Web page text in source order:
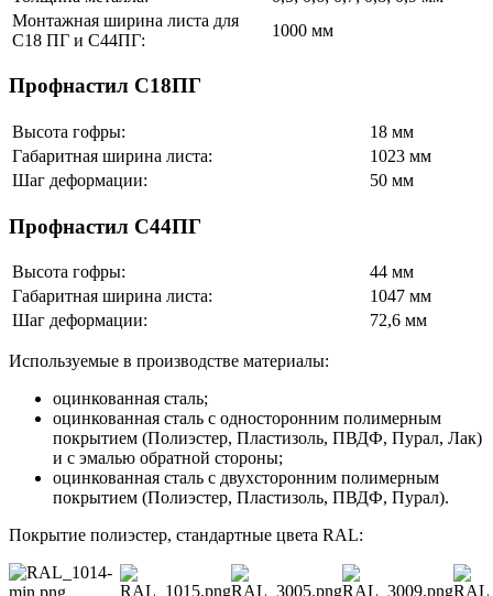
Монтажная ширина листа для
С18 ПГ и С44ПГ:
1000 мм
Профнастил С18ПГ
Высота гофры:
18 мм
Габаритная ширина листа:
1023 мм
Шаг деформации:
50 мм
Профнастил С44ПГ
Высота гофры:
44 мм
Габаритная ширина листа:
1047 мм
Шаг деформации:
72,6 мм
Используемые в производстве материалы:
оцинкованная сталь;
оцинкованная сталь с односторонним полимерным
покрытием (Полиэстер, Пластизоль, ПВДФ, Пурал, Лак)
и с эмалью обратной стороны;
оцинкованная сталь с двухсторонним полимерным
покрытием (Полиэстер, Пластизоль, ПВДФ, Пурал).
Покрытие полиэстер, стандартные цвета RAL: